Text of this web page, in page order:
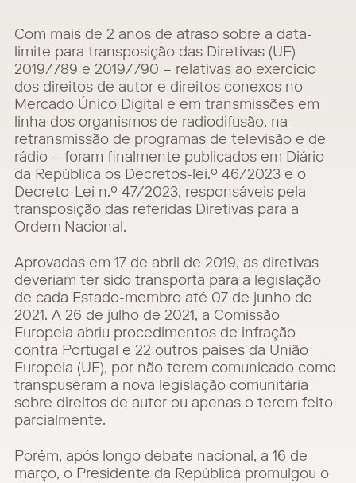
Com mais de 2 anos de atraso sobre a data-
limite para transposição das Diretivas (UE)
2019/789 e 2019/790 – relativas ao exercício
dos direitos de autor e direitos conexos no
Mercado Único Digital e em transmissões em
linha dos organismos de radiodifusão, na
retransmissão de programas de televisão e de
rádio – foram finalmente publicados em Diário
da República os Decretos-lei.º 46/2023 e o
Decreto-Lei n.º 47/2023, responsáveis pela
transposição das referidas Diretivas para a
Ordem Nacional.
Aprovadas em 17 de abril de 2019, as diretivas
deveriam ter sido transporta para a legislação
de cada Estado-membro até 07 de junho de
2021. A 26 de julho de 2021, a Comissão
Europeia abriu procedimentos de infração
contra Portugal e 22 outros países da União
Europeia (UE), por não terem comunicado como
transpuseram a nova legislação comunitária
sobre direitos de autor ou apenas o terem feito
parcialmente.
Porém, após longo debate nacional, a 16 de
março, o Presidente da República promulgou o